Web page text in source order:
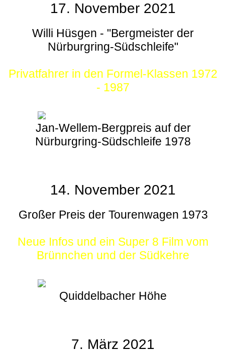
17. November 2021
Willi Hüsgen - "Bergmeister der
Nürburgring-Südschleife"
Privatfahrer in den Formel-Klassen 1972
- 1987
Jan-Wellem-Bergpreis auf der
Nürburgring-Südschleife 1978
14. November 2021
Großer Preis der Tourenwagen 1973
Neue Infos und ein Super 8 Film vom
Brünnchen und der Südkehre
Quiddelbacher Höhe
7. März 2021